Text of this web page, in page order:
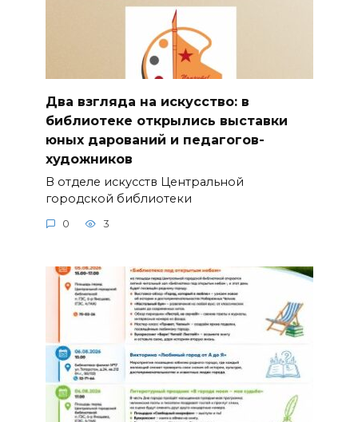
Два взгляда на искусство: в
библиотеке открылись выставки
юных дарований и педагогов-
художников
В отделе искусств Центральной
городской библиотеки
0 3